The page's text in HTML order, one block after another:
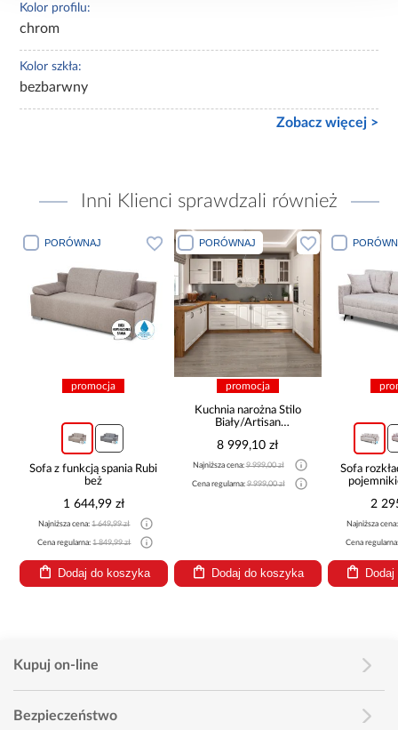
Kolor profilu:
chrom
Kolor szkła:
bezbarwny
Zobacz więcej >
Inni Klienci sprawdzali również
PORÓWNAJ
promocja
Sofa z funkcją spania Rubi
beż
1 644,99 zł
Najniższa cena:1 649,99 zł
Cena regularna:1 849,99 zł
Dodaj do koszyka
PORÓWNAJ
promocja
Kuchnia narożna Stilo
Biały/Artisan
8 999,10 zł
Najniższa cena:9 999,00 zł
Cena regularna:9 999,00 zł
Dodaj do koszyka
Sofa
2
Najniższa
Cena
Kupuj on-line
Bezpieczeństwo